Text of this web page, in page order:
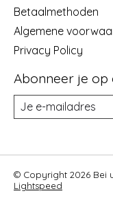
Betaalmethoden
Algemene
Privacy Policy
Abonneer je op
© Copyright 2026 Bei
Lightspeed